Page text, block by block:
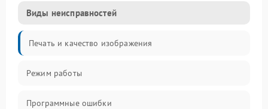
Виды неисправностей
Печать и качество изображения
Режим работы
Программные ошибки